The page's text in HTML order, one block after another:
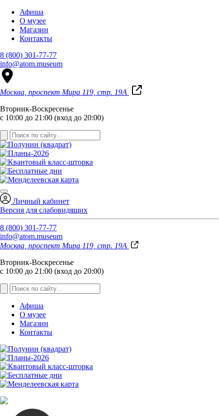
Афиша
О музее
Магазин
Контакты
8 (800) 301-77-77
info@atom.museum
Москва, проспект Мира 119, стр. 19А
Вторник-Воскресенье
с 10:00 до 21:00 (вход до 20:00)
Личный кабинет
Версия для слабовидящих
8 (800) 301-77-77
info@atom.museum
Москва, проспект Мира 119, стр. 19А
Вторник-Воскресенье
с 10:00 до 21:00 (вход до 20:00)
Афиша
О музее
Магазин
Контакты